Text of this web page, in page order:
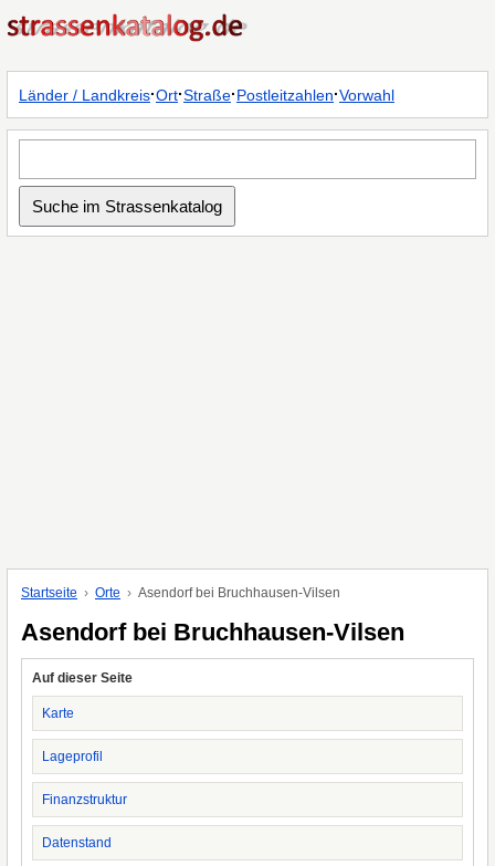
Länder / Landkreis·Ort·Straße·Postleitzahlen·Vorwahl
Startseite Orte Asendorf bei Bruchhausen-Vilsen
Asendorf bei Bruchhausen-Vilsen
Auf dieser Seite
Karte
Lageprofil
Finanzstruktur
Datenstand